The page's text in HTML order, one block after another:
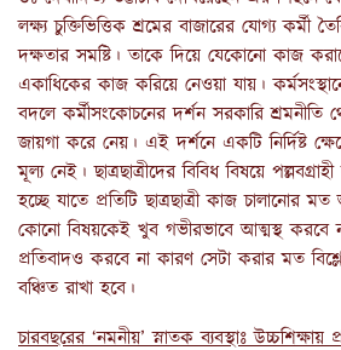
লক্ষ্য চুক্তিভিত্তিক শ্রমের বাজারের যোগ্য কর্মী
দক্ষতার সমষ্টি। তাকে দিয়ে যেকোনো কাজ
একাধিকের কাজ করিয়ে নেওয়া যায়।
বদলে কর্মীসংকোচনের দর্শন সরকারি শ্রমনীতি
জায়গা করে নেয়। এই দর্শনে একটি নির্দিষ্ট
মূল্য নেই। ছাত্রছাত্রীদের বিবিধ বিষয়ে
হচ্ছে যাতে প্রতিটি ছাত্রছাত্রী কাজ চালানোর
কোনো বিষয়কেই খুব গভীরভাবে আত্মস্থ করবে
প্রতিবাদও করবে না কারণ সেটা করার মত
বঞ্চিত রাখা হবে।
চারবছরের ‘নমনীয়’ স্নাতক ব্যবস্থাঃ উচ্চশিক্ষায়